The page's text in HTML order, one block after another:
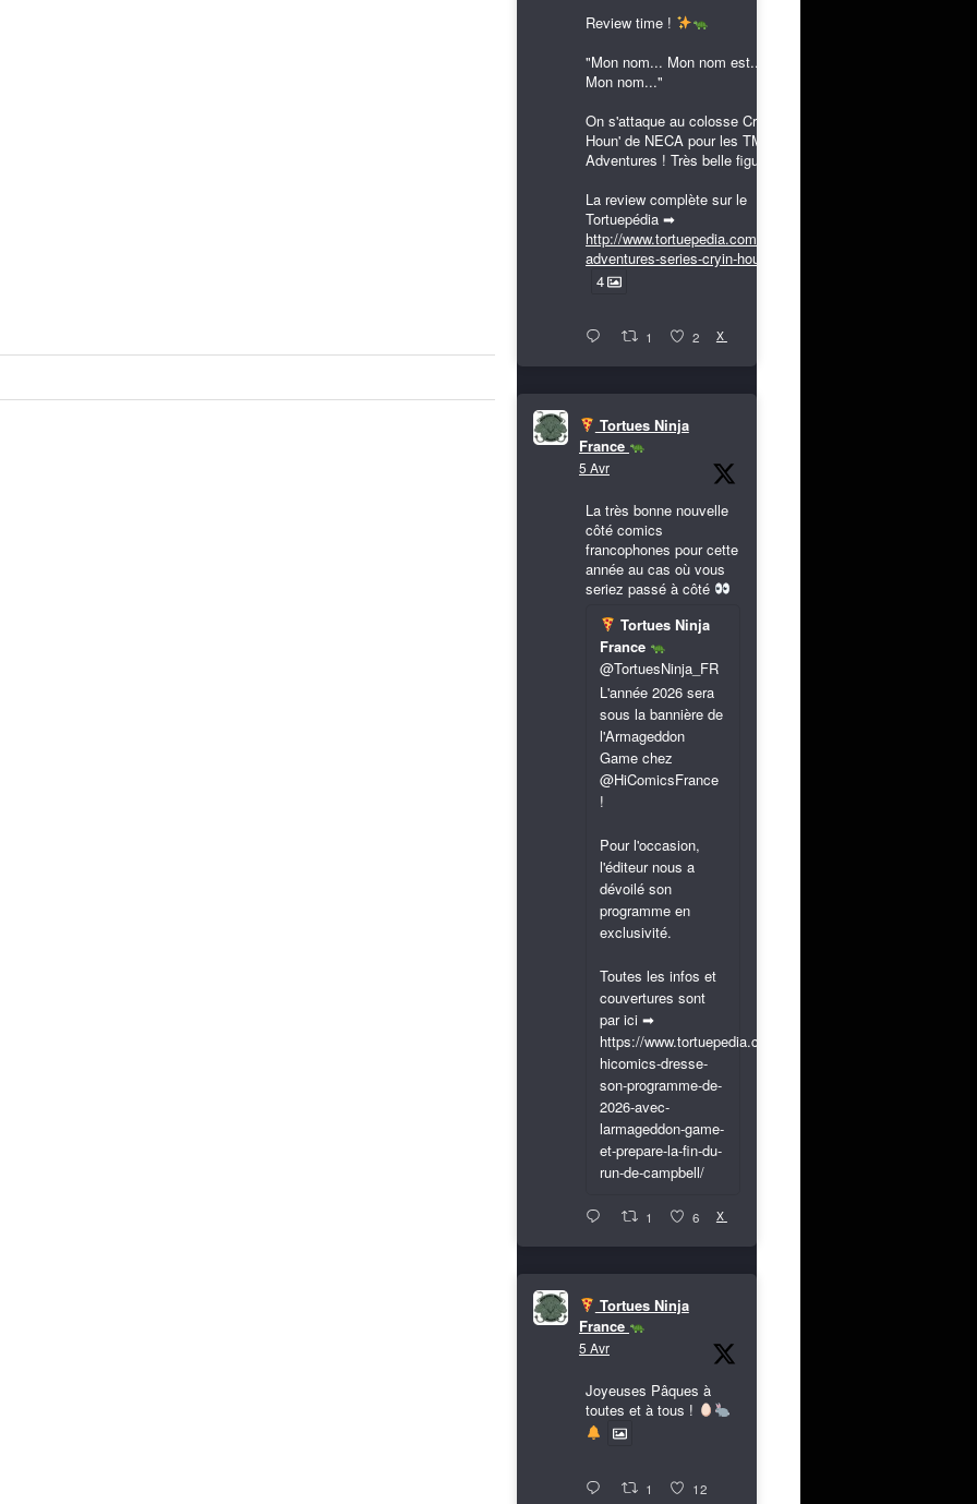
Review time !
"Mon nom... Mon nom est...
Mon nom..."
On s'attaque au colosse Cryin'
Houn' de NECA pour les TMNT
Adventures ! Très belle figurine !
La review complète sur le
Tortuepédia ➡
http://www.tortuepedia.com/tmnt-
adventures-series-cryin-houn...
4
1 2 X
Tortues Ninja
France
5 Avr
La très bonne nouvelle
côté comics
francophones pour cette
année au cas où vous
seriez passé à côté
Tortues Ninja
France
@TortuesNinja_FR
L'année 2026 sera
sous la bannière de
l'Armageddon
Game chez
@HiComicsFrance
!
Pour l'occasion,
l'éditeur nous a
dévoilé son
programme en
exclusivité.
Toutes les infos et
couvertures sont
par ici ➡
https://www.tortuepedia.com/2026/03/31/exclusif-
hicomics-dresse-
son-programme-de-
2026-avec-
larmageddon-game-
et-prepare-la-fin-du-
run-de-campbell/
1 6 X
Tortues Ninja
France
5 Avr
Joyeuses Pâques à
toutes et à tous !
1 12